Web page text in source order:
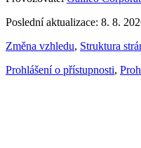
Poslední aktualizace: 8. 8.
Změna vzhledu, Struktura
Prohlášení o přístupnosti,